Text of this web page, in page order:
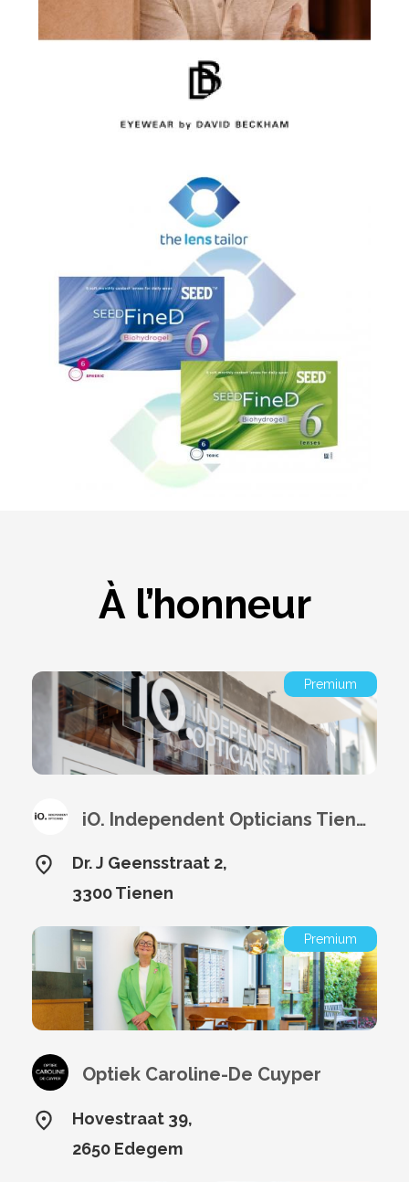
À l’honneur
Premium
iO. Independent Opticians Tienen
Dr. J Geensstraat 2,
3300 Tienen
Premium
Optiek Caroline-De Cuyper
Hovestraat 39,
2650 Edegem